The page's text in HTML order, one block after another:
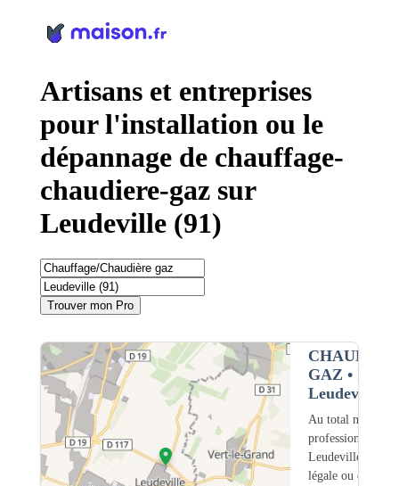
Artisans et entreprises
pour l'installation ou le
dépannage de chauffage-
chaudiere-gaz sur
Leudeville (91)
Trouver mon Pro
GAZ •
Leudeville
Au total nous
professionnels
Leudeville (91)
légale ou